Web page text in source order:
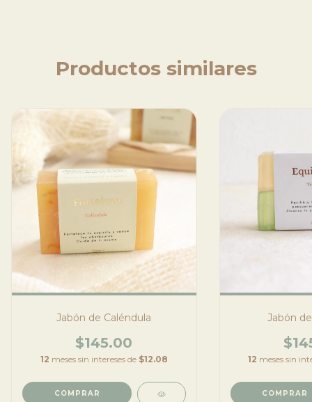
Productos similares
Jabón de Caléndula
$145.00
12 meses sin intereses de $12.08
Jabón
12 meses sin